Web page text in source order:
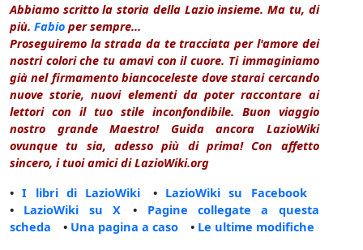
Abbiamo scritto la storia della Lazio insieme. Ma tu, di
più. Fabio per sempre...
Proseguiremo la strada da te tracciata per l'amore dei
nostri colori che tu amavi con il cuore. Ti immaginiamo
già nel firmamento biancoceleste dove starai cercando
nuove storie, nuovi elementi da poter raccontare ai
lettori con il tuo stile inconfondibile. Buon viaggio
nostro grande Maestro! Guida ancora LazioWiki
ovunque tu sia, adesso più di prima! Con affetto
sincero, i tuoi amici di LazioWiki.org
•I libri di LazioWiki • LazioWiki su Facebook
• LazioWiki su X • Pagine collegate a questa
scheda • Una pagina a caso • Le ultime modifiche